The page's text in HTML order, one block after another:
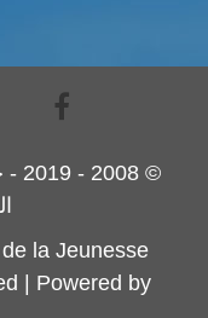
©
la Jeunesse
| Powered by